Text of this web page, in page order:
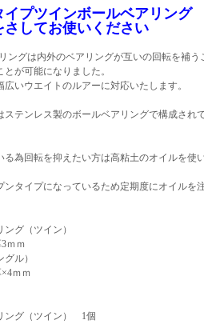
イプツインボールベアリング
してお使いください
ングは内外のベアリングが互いの回転を補
が可能になりました。
いウエイトのルアーに対応いたします。
ステンレス製のボールベアリングで構成され
為回転を抑えたい方は高粘土のオイルを使
タイプになっているため定期度にオイルを
グ（ツイン）
ｍｍ
ル）
ｍｍ
ング（ツイン） 1個